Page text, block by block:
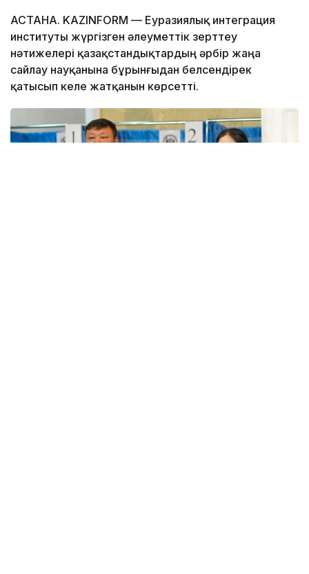
АСТАНА. KAZINFORM — Еуразиялық интеграция
институты жүргізген әлеуметтік зерттеу
нәтижелері қазақстандықтардың әрбір жаңа
сайлау науқанына бұрынғыдан белсендірек
қатысып келе жатқанын көрсетті.